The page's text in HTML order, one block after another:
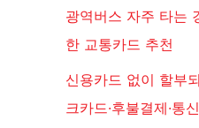
광역버스 자주 타는
한 교통카드 추천
신용카드 없이 할부
크카드·후불결제·통